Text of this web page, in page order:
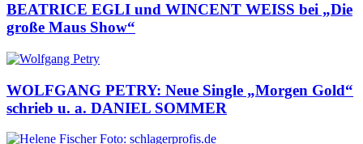
BEATRICE EGLI und WINCENT WEISS bei „Die
große Maus Show“
WOLFGANG PETRY: Neue Single „Morgen Gold“
schrieb u. a. DANIEL SOMMER